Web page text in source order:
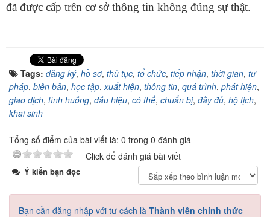
đã được cấp trên cơ sở thông tin không đúng sự thật.
Tags: đăng ký, hồ sơ, thủ tục, tổ chức, tiếp nhận, thời gian, tư
pháp, biên bản, học tập,xuất hiện, thông tin, quá trình, phát hiện,
giao dịch, tình huống, dấu hiệu, có thể, chuẩn bị, đầy đủ, hộ tịch,
khai sinh
Tổng số điểm của bài viết là: 0 trong 0 đánh giá
Click để đánh giá bài viết
Ý kiến bạn đọc
Bạn cần đăng nhập với tư cách là Thành viên chính thức